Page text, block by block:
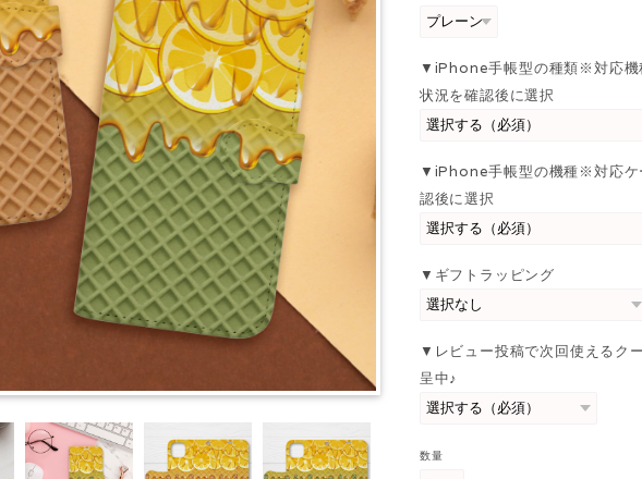
▼iPhone手帳型の種類※対応機
状況を確認後に選択
▼iPhone手帳型の機種※対応ケ
認後に選択
▼ギフトラッピング
▼レビュー投稿で次回使えるク
呈中♪
数量